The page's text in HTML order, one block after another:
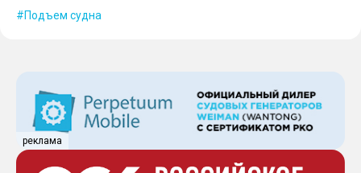
Подъем судна
реклама